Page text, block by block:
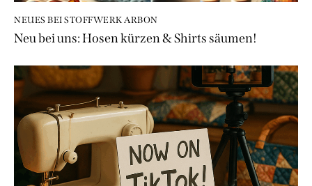
NEUES BEI STOFFWERK ARBON
Neu bei uns: Hosen kürzen & Shirts säumen!